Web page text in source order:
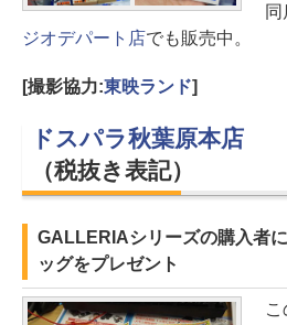
同
ジオデパート店でも販売中。
[撮影協力:東映ランド]
ドスパラ秋葉原本店
（税抜き表記）
GALLERIAシリーズの購入者
ッグをプレゼント
こ